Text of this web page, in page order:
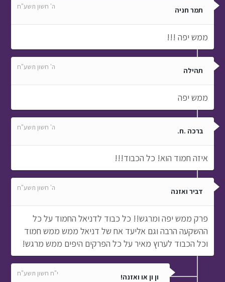
תמר חניה ה' חשון תשע"ח
ממש יפה !!!
תהילה ה' חשון תשע"ח
ממש יפה
ברכה .ח. ה' חשון תשע"ח
איזה חמוד הוא! כל הכבוד!!!
דביר ואזנה ה' חשון תשע"ח
פרק ממש יפה ומרגש!! כל כבוד לדניאל החמוד על כל
ההשקעה הרבה וגם אליעד אח של דניאל ממש ממש חמוד
וכל הכבוד לערוץ מאיר על כל הפרקים היפים ממש מרגש!
ון ון או ואזנה! י"ח חשון תשע"ח